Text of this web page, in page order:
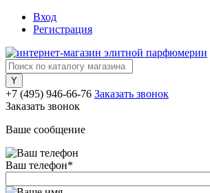
Вход
Регистрация
+7 (495) 946-66-76 Заказать звонок
Заказать звонок
Ваше сообщение
Ваш телефон*